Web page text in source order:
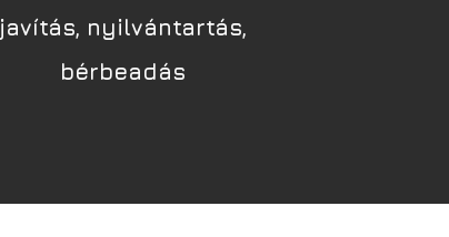
javítás, nyilvántartás,
bérbeadás